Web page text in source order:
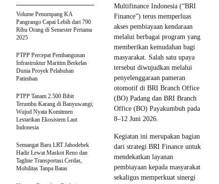
Multifinance Indonesia (“BRI
Finance”) terus memperluas
akses pembiayaan kendaraan
melalui berbagai program yang
memberikan kemudahan bagi
masyarakat. Salah satu upaya
tersebut diwujudkan melalui
penyelenggaraan pameran
otomotif di BRI Branch Office
(BO) Padang dan BRI Branch
Office (BO) Payakumbuh pada
8–12 Juni 2026.
Kegiatan ini merupakan bagian
dari strategi BRI Finance untuk
mendekatkan layanan
pembiayaan kepada masyarakat
sekaligus memperkuat sinergi
Volume Penumpang KA
Pangrango Capai Lebih dari 790
Ribu Orang di Semester Pertama
2025
PTPP Percepat Pembangunan
Infrastruktur Maritim Berkelas
Dunia Proyek Pelabuhan
Patimban
PTPP Tanam 2.500 Bibit
Terumbu Karang di Banyuwangi;
Wujud Nyata Komitmen
Lestarikan Ekosistem Laut
Indonesia
Semangat Baru LRT Jabodebek
Hadir Lewat Maskot Reno dan
Tagline Transportasi Cerdas,
Mobilitas Tanpa Batas